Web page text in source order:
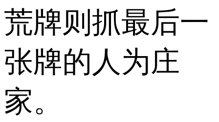
荒牌则抓最后一
张牌的人为庄
家。